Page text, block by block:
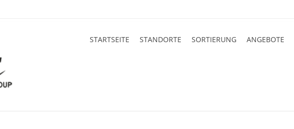
STARTSEITE STANDORTE SORTIERUNG ANGEBOTE